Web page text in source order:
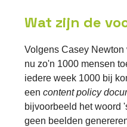
Wat zijn de
Volgens Casey Newton
nu zo'n 1000 mensen
iedere week 1000 bij
een content policy
bijvoorbeeld het woord
geen beelden